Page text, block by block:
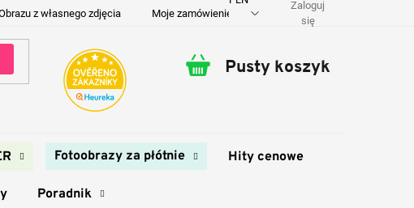
z własnego zdjęcia Moje zamówienie Dostawa i płatność
Zaloguj
się
Koszyk
Pusty koszyk
Fotoobrazy za płótnie Hity cenowe
Poradnik